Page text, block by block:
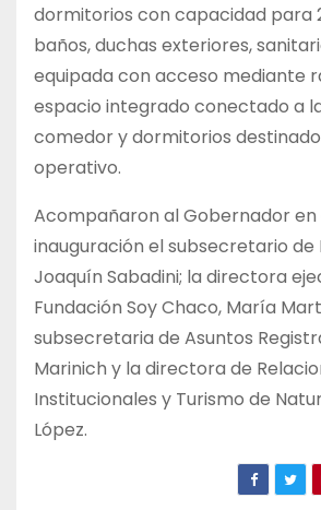
dormitorios con capacidad para
baños, duchas exteriores,
equipada con acceso mediante
espacio integrado conectado a
comedor y dormitorios
operativo.
Acompañaron al Gobernador en
inauguración el subsecretario de
Joaquín Sabadini; la directora
Fundación Soy Chaco, María
subsecretaria de Asuntos
Marinich y la directora de
Institucionales y Turismo de
López.